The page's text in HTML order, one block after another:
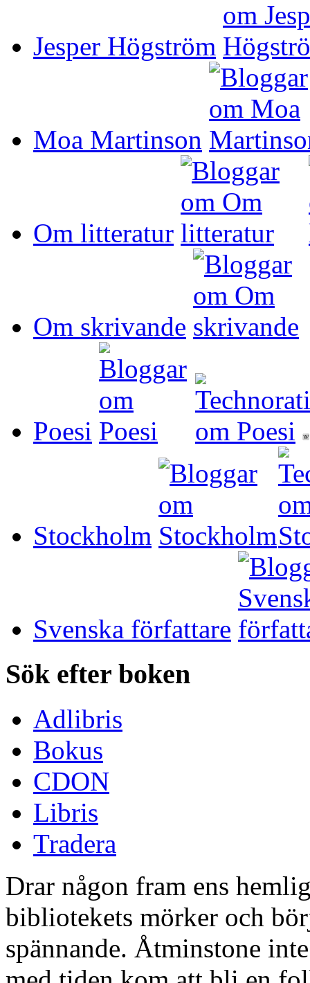
Jesper Högström
Moa Martinson
Om litteratur
Om skrivande
Poesi
Stockholm
Svenska författare
Sök efter boken
Adlibris
Bokus
CDON
Libris
Tradera
Drar någon fram ens
bibliotekets mörker och
spännande. Åtminstone